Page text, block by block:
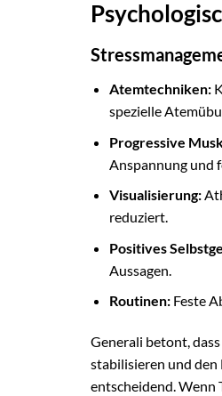
Atemtechniken:
spezielle
Progressive
Anspannung und
Visualisierung:
reduziert.
Positives
Aussagen.
Routinen:Feste
Generali betont,
stabilisieren und den
entscheidend. Wenn